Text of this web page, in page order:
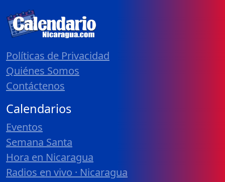
Políticas de Privacidad
Quiénes Somos
Contáctenos
Calendarios
Eventos
Semana Santa
Hora en Nicaragua
Radios en vivo · Nicaragua